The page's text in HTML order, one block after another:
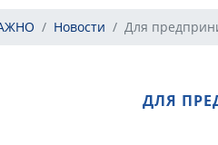
Новости Для
ДЛЯ